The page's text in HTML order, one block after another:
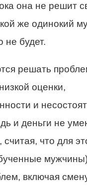
она не решит
же одинокий
не будет.
решать
оценки,
и
и деньги не
что для
включая